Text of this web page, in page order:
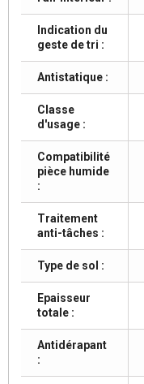
Indication du
geste de tri :
Antistatique :
Classe
d'usage :
Compatibilité
pièce humide
:
Traitement
anti-tâches :
Type de sol :
Epaisseur
totale :
Antidérapant
: